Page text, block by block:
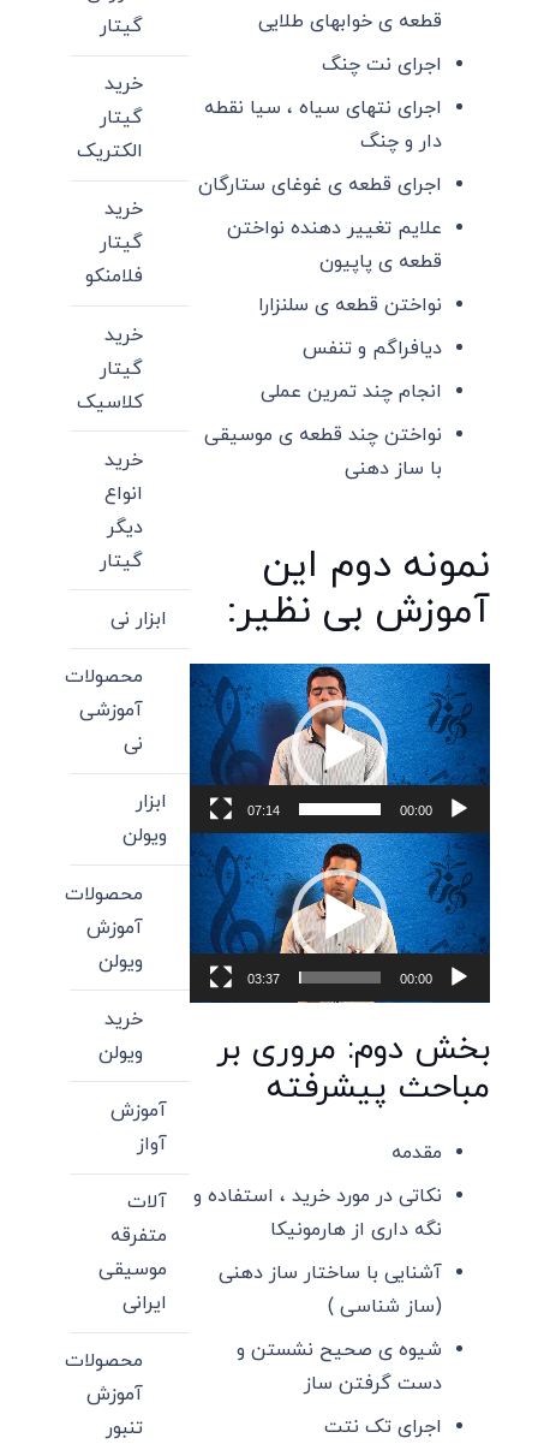
قطعه ی خوابهای طلایی
اجرای نت چنگ
اجرای نتهای سیاه ، سیا نقطه
دار و چنگ
اجرای قطعه ی غوغای ستارگان
علایم تغییر دهنده نواختن
قطعه ی پاپیون
نواختن قطعه ی سلنزارا
دیافراگم و تنفس
انجام چند تمرین عملی
نواختن چند قطعه ی موسیقی
با ساز دهنی
نمونه دوم این
آموزش بی نظیر:
نمایشگر
ویدیو
00:00
07:14
نمایشگر
ویدیو
00:00
03:37
بخش دوم: مروری بر
مباحث پیشرفته
مقدمه
نکاتی در مورد خرید ، استفاده و
نگه داری از هارمونیکا
آشنایی با ساختار ساز دهنی
(ساز شناسی )
شیوه ی صحیح نشستن و
دست گرفتن ساز
اجرای تک نتت
گیتار
خرید
گیتار
الکتریک
خرید
گیتار
فلامنکو
خرید
گیتار
کلاسیک
خرید
انواع
دیگر
گیتار
ابزار نی
محصولات
آموزشی
نی
ابزار
ویولن
محصولات
آموزش
ویولن
خرید
ویولن
آموزش
آواز
آلات
متفرقه
موسیقی
ایرانی
محصولات
آموزش
تنبور